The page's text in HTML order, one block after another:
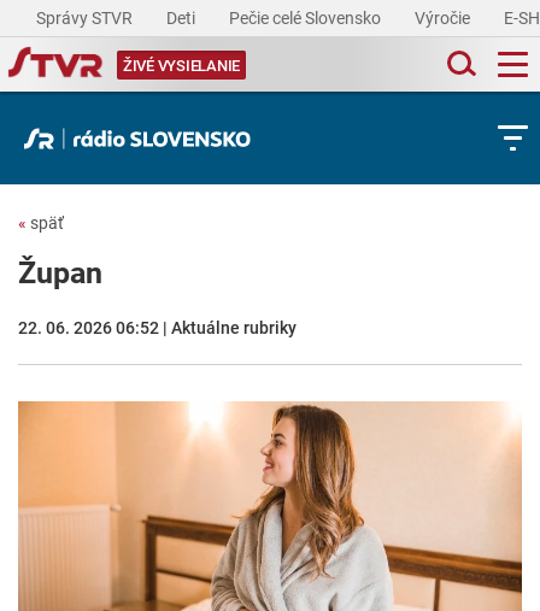
Správy STVR Deti Pečie celé Slovensko Výročie E-
ŽIVÉ VYSIELANIE
« späť
Župan
22. 06. 2026 06:52 | Aktuálne rubriky